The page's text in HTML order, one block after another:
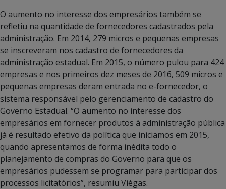
O aumento no interesse dos empresários também se
refletiu na quantidade de fornecedores cadastrados pela
administração. Em 2014, 279 micros e pequenas empresas
se inscreveram nos cadastro de fornecedores da
administração estadual. Em 2015, o número pulou para 424
empresas e nos primeiros dez meses de 2016, 509 micros e
pequenas empresas deram entrada no e-fornecedor, o
sistema responsável pelo gerenciamento de cadastro do
Governo Estadual. “O aumento no interesse dos
empresários em fornecer produtos à administração pública
já é resultado efetivo da política que iniciamos em 2015,
quando apresentamos de forma inédita todo o
planejamento de compras do Governo para que os
empresários pudessem se programar para participar dos
processos licitatórios”, resumiu Viégas.